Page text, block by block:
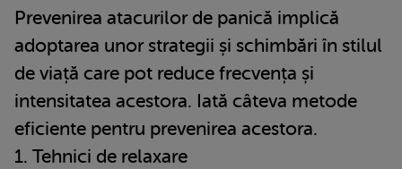
Prevenirea atacurilor de panică implică
adoptarea unor strategii și schimbări în stilul
de viață care pot reduce frecvența și
intensitatea acestora. Iată câteva metode
eficiente pentru prevenirea acestora.
1. Tehnici de relaxare